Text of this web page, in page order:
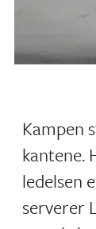
Kampen
kantene.
ledelsen
serverer